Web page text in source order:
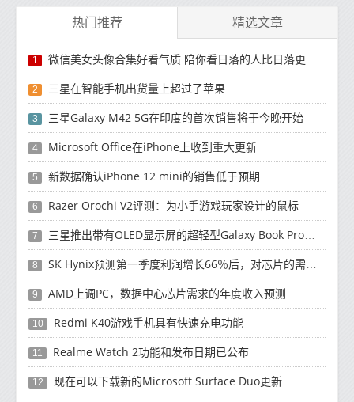
热门推荐 精选文章
1 微信美女头像合集好看气质 陪你看日落的人比日落更浪漫
2 三星在智能手机出货量上超过了苹果
3 三星Galaxy M42 5G在印度的首次销售将于今晚开始
4 Microsoft Office在iPhone上收到重大更新
5 新数据确认iPhone 12 mini的销售低于预期
6 Razer Orochi V2评测：为小手游戏玩家设计的鼠标
7 三星推出带有OLED显示屏的超轻型Galaxy Book Pro和Galaxy Book Pro 360笔记本电脑
8 SK Hynix预测第一季度利润增长66％后，对芯片的需求将增强
9 AMD上调PC，数据中心芯片需求的年度收入预测
10 Redmi K40游戏手机具有快速充电功能
11 Realme Watch 2功能和发布日期已公布
12 现在可以下载新的Microsoft Surface Duo更新